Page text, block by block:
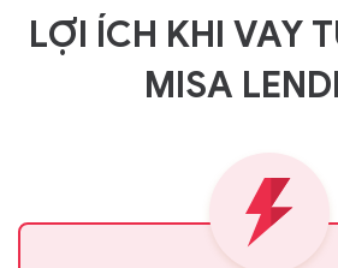
LỢI ÍCH KHI VAY
MISA